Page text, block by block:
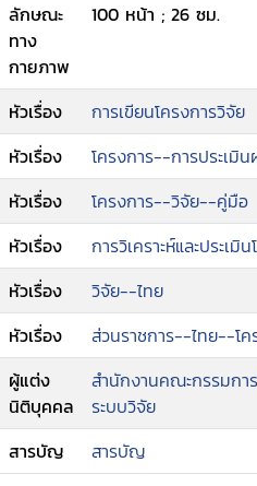
ลักษณะ
ทาง
กายภาพ
100 หน้า ; 26 ซม.
หัวเรื่อง
การเขียนโครงการวิจัย
หัวเรื่อง
โครงการ--การประเมิ
หัวเรื่อง
โครงการ--วิจัย--คู่มือ
หัวเรื่อง
การวิเคราะห์และประเมิ
หัวเรื่อง
วิจัย--ไทย
หัวเรื่อง
ส่วนราชการ--ไทย--โค
ผู้แต่ง
นิติบุคคล
สำนักงานคณะกรรมกา
ระบบวิจัย
สารบัญ
สารบัญ